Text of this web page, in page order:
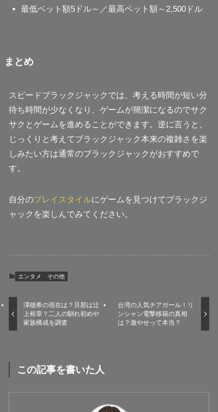
最低ベット額5ドル～／最高ベット額～2,500ドル
まとめ
スピードブラックジャックでは、考える時間が短い分
待ち時間が少なくなり、ゲームが簡潔になるのでサク
サクとゲームを進めることができます。逆に言うと、
じっくりと考えてブラックジャック本来の複雑さを楽
しみたい方は通常のブラックジャックがおすすめで
す。
自分のプレイスタイルにゲームを見つけてブラックジ
ャックを楽しんでみてください。
エンタメ その他
澤穂希の現在は？旦那は辻
上裕章？二人の馴れ初めや
家族構成を調査
台湾の人気チアガール！リ
ンシャン電撃移籍の真相
は？激やせって本当？
この記事を書いた人